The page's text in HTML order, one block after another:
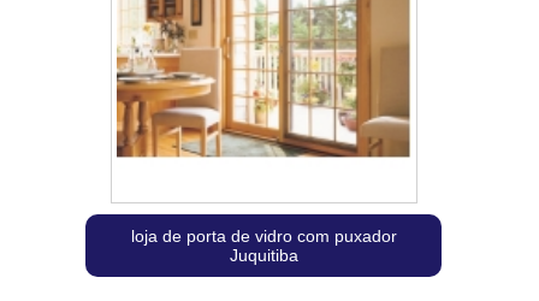
loja de porta de vidro com puxador
Juquitiba